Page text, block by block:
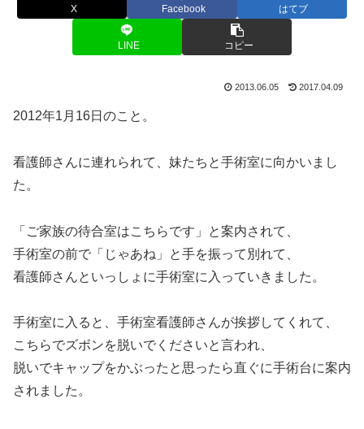
X Facebook はてブ
LINE コピー
2013.06.05 2017.04.09
2012年1月16日のこと。
看護師さんに連れられて、妹たちと手術室に向かいまし
た。
「ご家族の待合室はこちらです」と案内されて、
手術室の前で「じゃあね」と手を振って別れて、
看護師さんといっしょに手術室に入っていきました。
手術室に入ると、手術室看護師さんが挨拶してくれて、
こちらでズボンを脱いでくださいと言われ、
脱いでキャップをかぶったと思ったら直ぐに手術台に案内
されました。